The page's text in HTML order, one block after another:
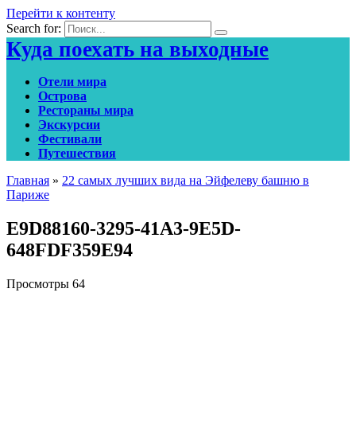
Перейти к контенту
Search for:
Куда поехать на выходные
Отели мира
Острова
Рестораны мира
Экскурсии
Фестивали
Путешествия
Главная » 22 самых лучших вида на Эйфелеву башню в
Париже
E9D88160-3295-41A3-9E5D-
648FDF359E94
Просмотры 64